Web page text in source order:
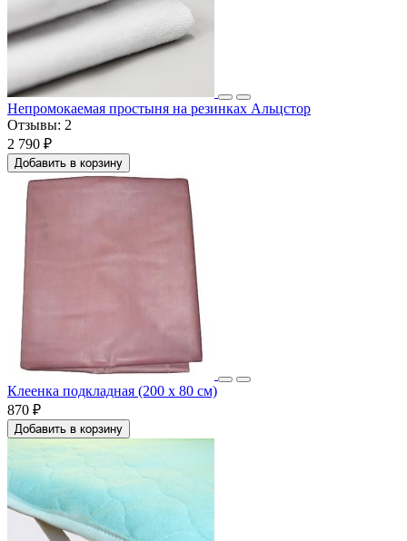
Непромокаемая простыня на резинках Альцстор
Отзывы: 2
2 790 ₽
Добавить в корзину
Клеенка подкладная (200 x 80 см)
870 ₽
Добавить в корзину